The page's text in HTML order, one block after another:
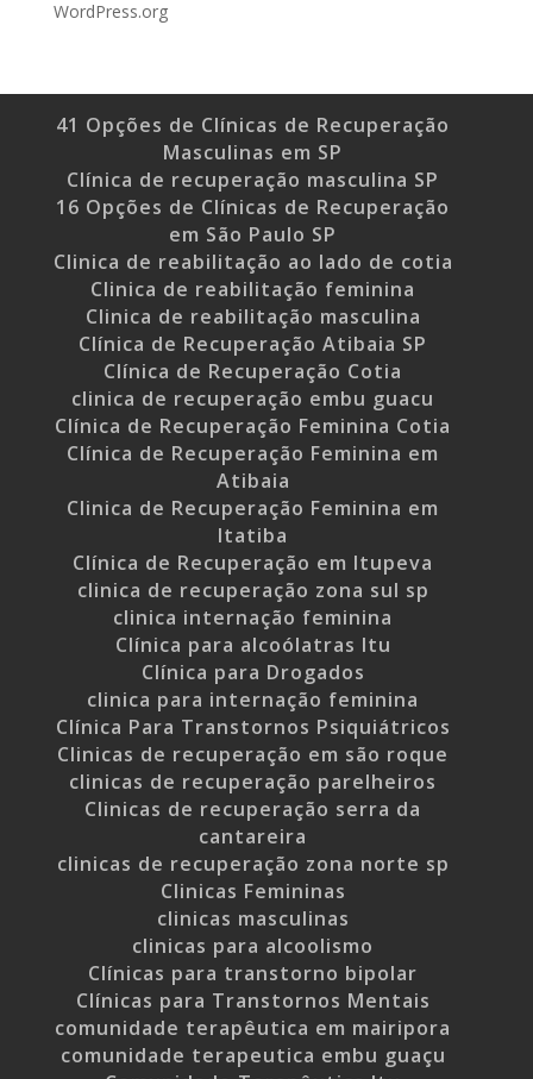
WordPress.org
41 Opções de Clínicas de Recuperação
Masculinas em SP
Clínica de recuperação masculina SP
16 Opções de Clínicas de Recuperação
em São Paulo SP
Clinica de reabilitação ao lado de cotia
Clinica de reabilitação feminina
Clinica de reabilitação masculina
Clínica de Recuperação Atibaia SP
Clínica de Recuperação Cotia
clinica de recuperação embu guacu
Clínica de Recuperação Feminina Cotia
Clínica de Recuperação Feminina em
Atibaia
Clinica de Recuperação Feminina em
Itatiba
Clínica de Recuperação em Itupeva
clinica de recuperação zona sul sp
clinica internação feminina
Clínica para alcoólatras Itu
Clínica para Drogados
clinica para internação feminina
Clínica Para Transtornos Psiquiátricos
Clinicas de recuperação em são roque
clinicas de recuperação parelheiros
Clinicas de recuperação serra da
cantareira
clinicas de recuperação zona norte sp
Clinicas Femininas
clinicas masculinas
clinicas para alcoolismo
Clínicas para transtorno bipolar
Clínicas para Transtornos Mentais
comunidade terapêutica em mairipora
comunidade terapeutica embu guaçu